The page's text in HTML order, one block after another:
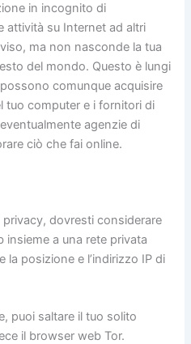
in incognito di
attività su Internet ad altri
ma non nasconde la tua
del mondo. Questo è lungi
comunque acquisire
tuo computer e i fornitori di
agenzie di
ciò che fai online.
dovresti considerare
insieme a una rete privata
la posizione e l’indirizzo IP di
puoi saltare il tuo solito
il browser web Tor.